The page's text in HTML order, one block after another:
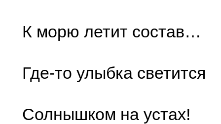
К морю летит состав…
Где-то улыбка светится
Солнышком на устах!